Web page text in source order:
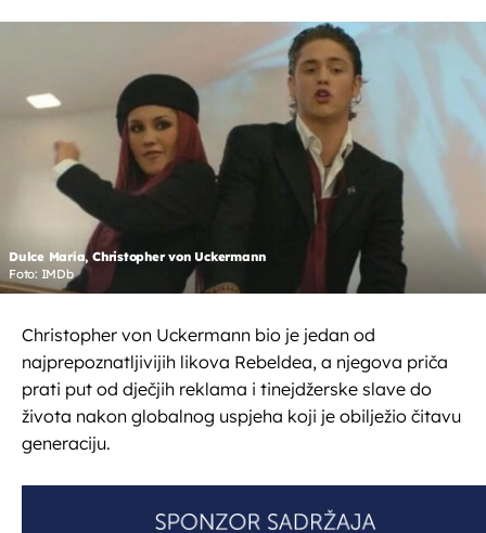
Dulce María, Christopher von Uckermann
Foto: IMDb
Christopher von Uckermann bio je jedan od
najprepoznatljivijih likova Rebeldea, a njegova priča
prati put od dječjih reklama i tinejdžerske slave do
života nakon globalnog uspjeha koji je obilježio čitavu
generaciju.
OMOGUĆI OBAVIJESTI